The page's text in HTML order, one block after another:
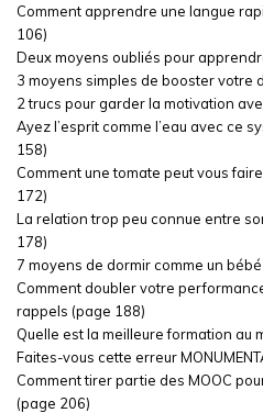
Comment apprendre une langue
106)
Deux moyens oubliés pour
3 moyens simples de booster votre
2 trucs pour garder la motivation
Ayez l’esprit comme l’eau avec ce
158)
Comment une tomate peut vous
172)
La relation trop peu connue entre
178)
7 moyens de dormir comme un
Comment doubler votre
rappels (page 188)
Quelle est la meilleure formation au
Faites-vous cette erreur
Comment tirer partie des MOOC
(page 206)